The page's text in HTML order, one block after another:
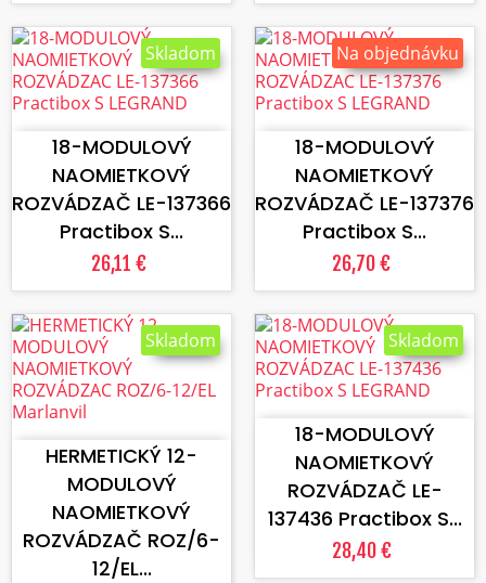
VLOŽIŤ DO KOŠÍKA
18-MODULOVÝ
NAOMIETKOVÝ
ROZVÁDZAČ LE-137366
Practibox S...
26,11 €
Skladom
VLOŽIŤ DO KOŠÍKA
18-MODULOVÝ
NAOMIETKOVÝ
ROZVÁDZAČ LE-137376
Practibox S...
26,70 €
Na objednávku
VLOŽIŤ DO KOŠÍKA
HERMETICKÝ 12-
MODULOVÝ
NAOMIETKOVÝ
ROZVÁDZAČ ROZ/6-
12/EL...
Skladom
VLOŽIŤ DO KOŠÍKA
18-MODULOVÝ
NAOMIETKOVÝ
ROZVÁDZAČ LE-
137436 Practibox S...
28,40 €
Skladom